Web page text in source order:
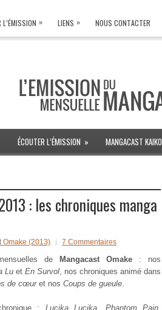
L’ÉMISSION » LIENS » NOUS CONTACTER
ÉCOUTER L’ÉMISSION » MANGACAST
: les chroniques manga
Omake (2013) 7 Commentaires
de Mangacast Omake : nos
Lu et En Survol, nos chroniques animé dans
de cœuret nos Coups de gueule.
: Lucika Lucika, Phantom Pain,